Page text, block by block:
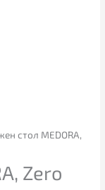
стол MEDORA,
Zero